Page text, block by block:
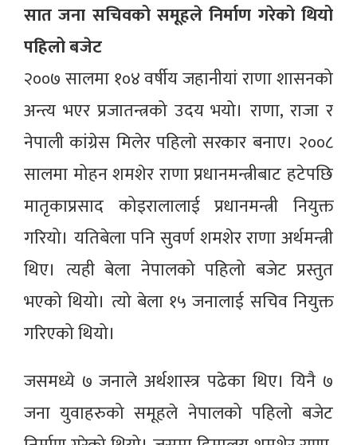
सात जना सचिवको समूहले निर्माण गरेको थियो
पहिलो बजेट
२००७ सालमा १०४ वर्षीय जहानीयां राणा शासनको
अन्त्य भएर प्रजातन्त्रको उदय भयो। राणा, राजा र
नेपाली कांग्रेस मिलेर पहिलाे सरकार बनाए। २००८
सालमा मोहन शमशेर राणा प्रधानमन्त्रीबाट हटेपछि
मातृकाप्रसाद कोइरालालाई प्रधानमन्त्री नियुक्त
गरियो। यतिबेला पनि सुवर्ण शमशेर राणा अर्थमन्त्री
थिए। त्यही बेला नेपालको पहिलो बजेट प्रस्तुत
भएको थियो। त्यो बेला १५ जनालाई सचिव नियुक्त
गरिएको थियो।
जसमध्ये ७ जनाले अर्थशास्त्र पढेका थिए। यिनै ७
जना युवाहरुको समूहले नेपालको पहिलो बजेट